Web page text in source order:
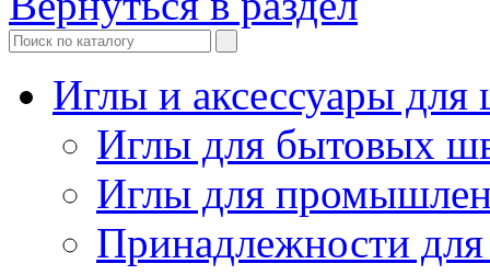
Иглы и аксессуары
Иглы для бытовых
Иглы для
Принадлежности